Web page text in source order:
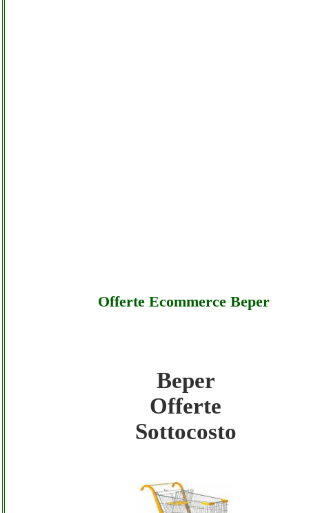
Offerte Ecommerce Beper
Beper - Offerte Ecommerce Beper -
Beper - Offerte Ecommerce Beper - Offerte
Beper - Offerte Ecommerce Beper -
Beper
Offerte
Sottocosto